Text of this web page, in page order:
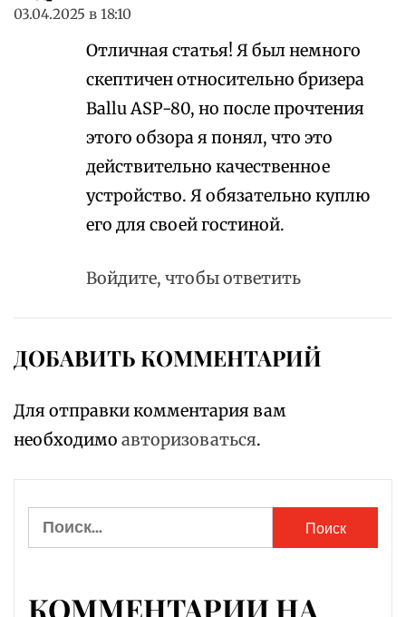
03.04.2025 в 18:10
Отличная статья! Я был немного
скептичен относительно бризера
Ballu ASP-80, но после прочтения
этого обзора я понял, что это
действительно качественное
устройство. Я обязательно куплю
его для своей гостиной.
Войдите, чтобы ответить
ДОБАВИТЬ КОММЕНТАРИЙ
Для отправки комментария вам
необходимо авторизоваться.
Найти:
КОММЕНТАРИИ НА